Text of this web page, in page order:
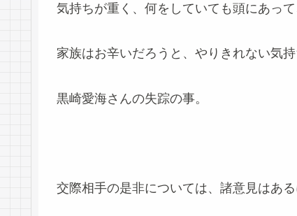
気持ちが重く、何をしていても頭にあって
家族はお辛いだろうと、やりきれない気持
黒崎愛海さんの失踪の事。
交際相手の是非については、諸意見はある